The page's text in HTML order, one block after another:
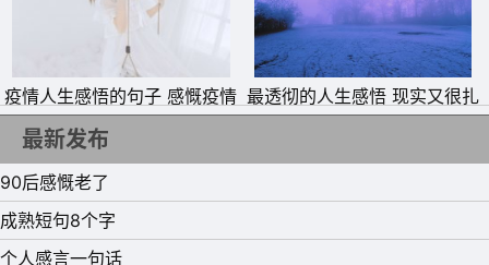
13、很多人闯进你的生活，只是为了给你上一课，然后就离
14、当你放下面子赚钱的时候，说明你已经懂事了，当你你
用钱赚回面子的时候，说明你已经成功了，当你用面子可以
赚钱的时候，说明你已经是个人物了，当你还停留在那里喝
酒，吹牛，啥也不懂还装懂，只爱所谓的面子的时候说明你
这辈子也就这样了。
疫情人生感悟的句子 感慨疫情
的说说
最透彻的人生感悟 现实又很扎
心的句子
最新发布
90后感慨老了
成熟短句8个字
个人感言一句话